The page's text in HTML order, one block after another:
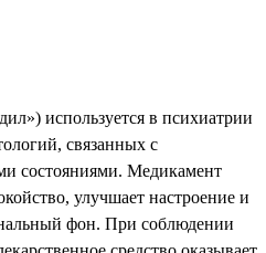
используется в психиатрии
связанных с
состояниями. Медикамент
улучшает настроение и
фон. При соблюдении